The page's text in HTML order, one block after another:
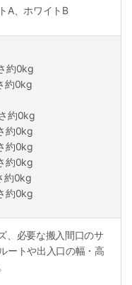
A、ホワイトB
約0kg
約0kg
約0kg
約0kg
約0kg
約0kg
約0kg
約0kg
、必要な搬入間口のサ
ートや出入口の幅・高